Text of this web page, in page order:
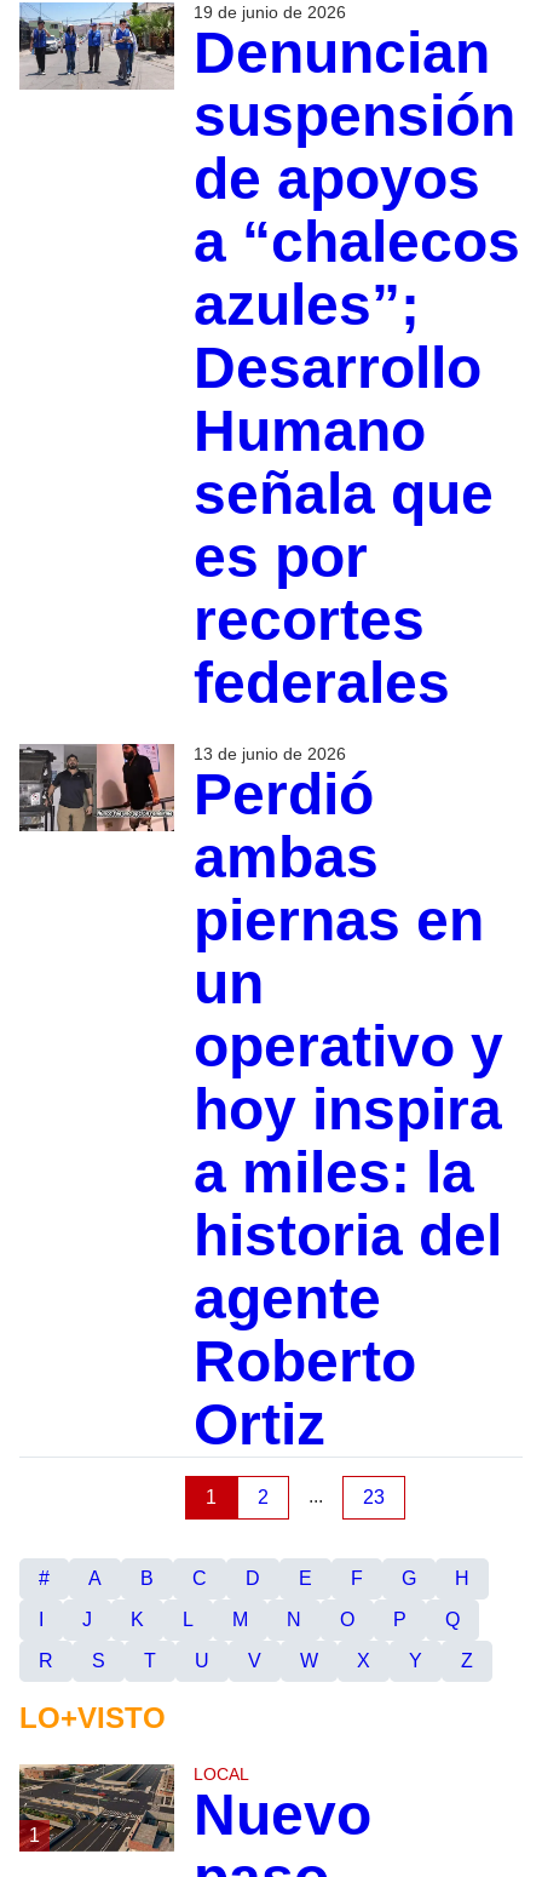
19 de junio de 2026
Denuncian
suspensión
de apoyos
a “chalecos
azules”;
Desarrollo
Humano
señala que
es por
recortes
federales
13 de junio de 2026
Perdió
ambas
piernas en
un
operativo y
hoy inspira
a miles: la
historia del
agente
Roberto
Ortiz
1 2 ... 23
# A B C D E F G
H
J K L M N O P
Q
R
S T U V W X Y Z
LO+VISTO
1
LOCAL
Nuevo